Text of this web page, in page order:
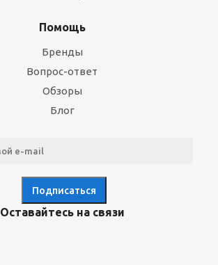
Помощь
Бренды
Вопрос-ответ
Обзоры
Блог
Оставайтесь на связи